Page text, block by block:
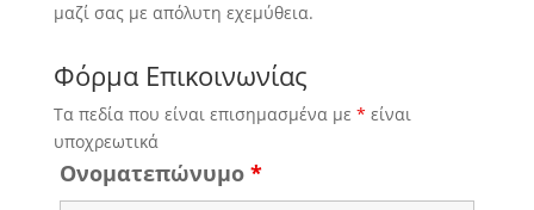
μαζί σας με απόλυτη εχεμύθεια.
Φόρμα Επικοινωνίας
Τα πεδία που είναι επισημασμένα με * είναι
υποχρεωτικά
Ονοματεπώνυμο *